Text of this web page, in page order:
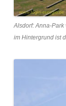
Alsdorf: Anna-
im Hintergrund ist